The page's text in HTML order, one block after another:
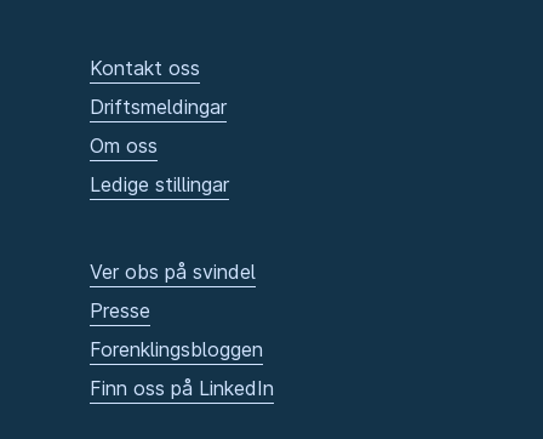
Kontakt oss
Driftsmeldingar
Om oss
Ledige stillingar
Ver obs på svindel
Presse
Forenklingsbloggen
Finn oss på LinkedIn